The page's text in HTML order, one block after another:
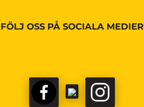
FÖLJ OSS PÅ SOCIALA MEDIER
FACEBOOKTIKTOK